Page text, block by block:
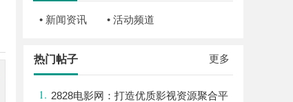
• 新闻资讯 • 活动频道
更多
热门帖子
1. 2828电影网：打造优质影视资源聚合平